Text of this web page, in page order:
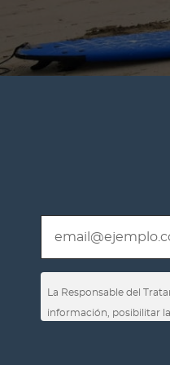
La Responsable del
información, posibilitar
automatizadas, así